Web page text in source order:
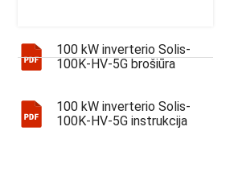
100 kW inverterio Solis-
100K-HV-5G brošiūra
100 kW inverterio Solis-
100K-HV-5G instrukcija